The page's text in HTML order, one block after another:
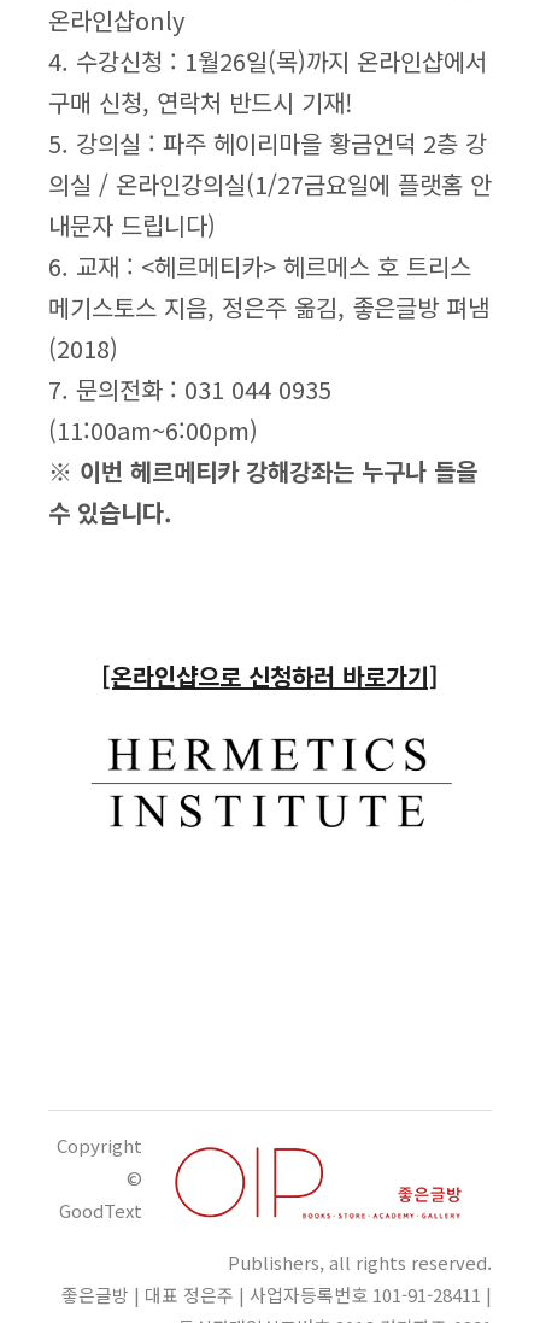
온라인샵only
4. 수강신청 : 1월26일(목)까지 온라인샵에서
구매 신청, 연락처 반드시 기재!
5. 강의실 : 파주 헤이리마을 황금언덕 2층 강
의실 / 온라인강의실(1/27금요일에 플랫홈 안
내문자 드립니다)
6. 교재 : <헤르메티카> 헤르메스 호 트리스
메기스토스 지음, 정은주 옮김, 좋은글방 펴냄
(2018)
7. 문의전화 : 031 044 0935
(11:00am~6:00pm)
※ 이번 헤르메티카 강해강좌는 누구나 들을
수 있습니다.
[온라인샵으로 신청하러 바로가기]
Copyright
©
GoodText
Publishers, all rights reserved.
좋은글방 | 대표 정은주 | 사업자등록번호 101-91-28411 |